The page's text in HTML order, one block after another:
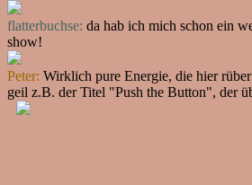
flatterbuchse: da hab ich mich schon ein
show!
Peter: Wirklich pure Energie, die hier
geil z.B. der Titel "Push the Button", der